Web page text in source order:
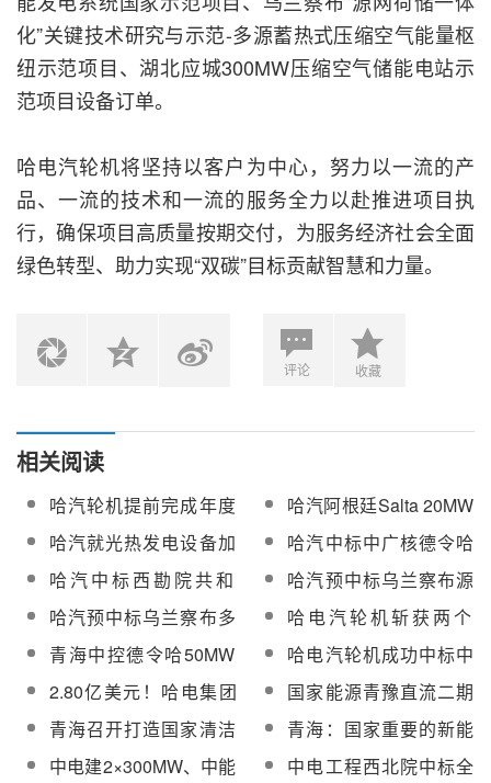
化”关键技术研究与示范-多源蓄热式压缩空气能量枢
纽示范项目、湖北应城300MW压缩空气储能电站示
范项目设备订单。
哈电汽轮机将坚持以客户为中心，努力以一流的产
品、一流的技术和一流的服务全力以赴推进项目执
行，确保项目高质量按期交付，为服务经济社会全面
绿色转型、助力实现“双碳”目标贡献智慧和力量。
评论 收藏
相关阅读
哈汽轮机提前完成年度
经营订货指标
哈汽阿根廷Salta 20MW
光热发电项目引质疑
哈汽就光热发电设备加
工制造项目签订合作协
议
哈汽中标中广核德令哈
项目油水换热器采购
哈汽中标西勘院共和
50MW塔式光热项目汽
轮发电机组设备
哈汽预中标乌兰察布源
网荷储一体化关键技术
研究与示范槽式光热辅
热模块项目
哈汽预中标乌兰察布多
源蓄热式压缩空气能量
枢纽项目换热器、导热
油储罐设备
哈电汽轮机斩获两个
100MW光热发电项目汽
轮机设备供货
青海中控德令哈50MW
光热电站发电量破新纪
录
哈电汽轮机成功中标中
电建共和光热项目、唐
山海泰光热+光伏项目汽
轮机组
2.80亿美元！哈电集团
进博会签约金额创历史
新高
国家能源青豫直流二期
10万千瓦光热项目汽轮
发电机组招标
青海召开打造国家清洁
能源产业高地科技需求
青海：国家重要的新能
源产业基地
中电建2×300MW、中能
中电工程西北院中标全